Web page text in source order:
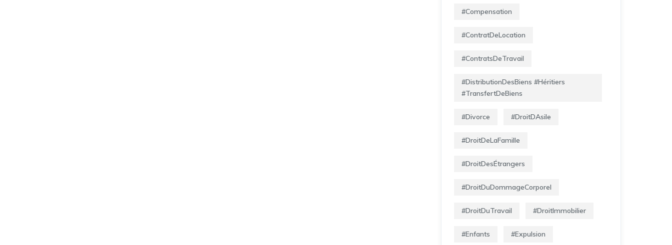
#Compensation
#ContratDeLocation
#ContratsDeTravail
#DistributionDesBiens #Héritiers
#TransfertDeBiens
#Divorce #DroitDAsile
#DroitDeLaFamille
#DroitDesÉtrangers
#DroitDuDommageCorporel
#DroitDuTravail #DroitImmobilier
#Enfants #Expulsion